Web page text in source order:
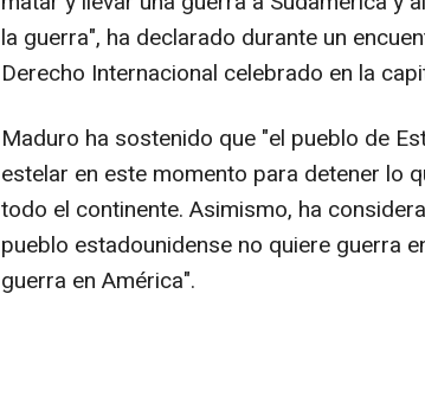
la guerra", ha declarado durante un
Derecho Internacional celebrado en la
Maduro ha sostenido que "el pueblo de
estelar en este momento para detener lo
todo el continente. Asimismo, ha
pueblo estadounidense no quiere guerra
guerra en América".